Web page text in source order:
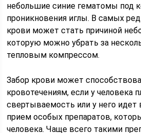
небольшие синие гематомы под
проникновения иглы. В самых
крови может стать причиной
которую можно убрать за
тепловым компрессом.
Забор крови может
кровотечениям, если у человека
свертываемость или у него идет
прием особых препаратов,
человека. Чаще всего такими